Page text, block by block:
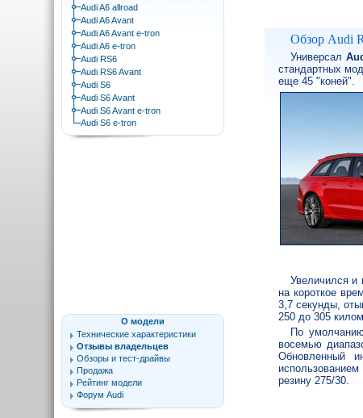
Обзор Audi
Универсал
стандартных
еще 45 "коней".
Увеличился и
на короткое
3,7 секунды,
250 до 305
По
восемью
Обновленный
резину 275/30.
Audi A6 allroad
Audi A6 Avant
Audi A6 Avant e-tron
Audi A6 e-tron
Audi RS6
Audi RS6 Avant
Audi S6
Audi S6 Avant
Audi S6 Avant e-tron
Audi S6 e-tron
О модели
Технические характеристики
Отзывы владельцев
Обзоры и тест-драйвы
Продажа
Рейтинг модели
Форум Audi